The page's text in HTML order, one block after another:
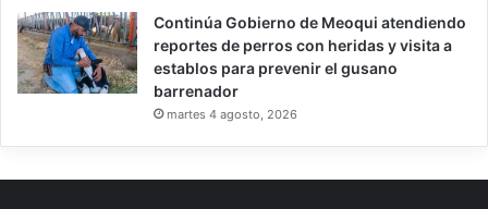
Continúa Gobierno de Meoqui atendiendo
reportes de perros con heridas y visita a
establos para prevenir el gusano
barrenador
martes 4 agosto, 2026